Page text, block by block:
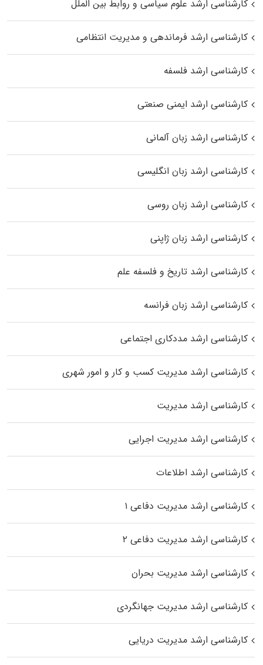
کارشناسی ارشد علوم سیاسی و روابط بین الملل
کارشناسی ارشد فرماندهی و مدیریت انتظامی
کارشناسی ارشد فلسفه
کارشناسی ارشد ایمنی صنعتی
کارشناسی ارشد زبان آلمانی
کارشناسی ارشد زبان انگلیسی
کارشناسی ارشد زبان روسی
کارشناسی ارشد زبان ژاپنی
کارشناسی ارشد تاریخ و فلسفه علم
کارشناسی ارشد زبان فرانسه
کارشناسی ارشد مددکاری اجتماعی
کارشناسی ارشد مدیریت کسب و کار و امور شهری
کارشناسی ارشد مدیریت
کارشناسی ارشد مدیریت اجرایی
کارشناسی ارشد اطلاعات
کارشناسی ارشد مدیریت دفاعی ۱
کارشناسی ارشد مدیریت دفاعی ۲
کارشناسی ارشد مدیریت بحران
کارشناسی ارشد مدیریت جهانگردی
کارشناسی ارشد مدیریت دریایی